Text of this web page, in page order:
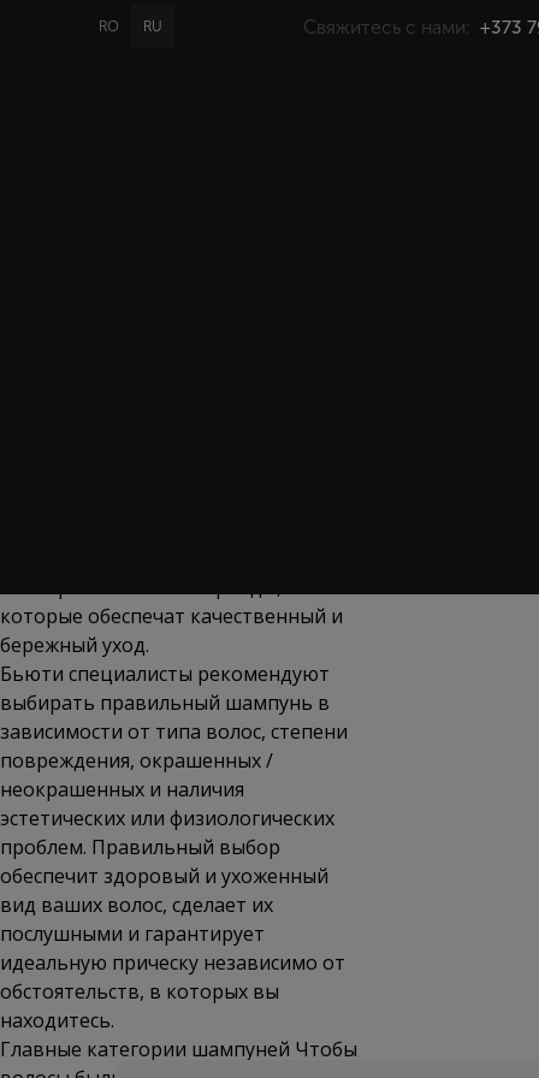
RO RU Свяжитесь с нами: +373
которые обеспечат качественный и
бережный уход.
Бьюти специалисты рекомендуют
выбирать правильный шампунь в
зависимости от типа волос, степени
повреждения, окрашенных /
неокрашенных и наличия
эстетических или физиологических
проблем. Правильный выбор
обеспечит здоровый и ухоженный
вид ваших волос, сделает их
послушными и гарантирует
идеальную прическу независимо от
обстоятельств, в которых вы
находитесь.
Главные категории шампуней Чтобы